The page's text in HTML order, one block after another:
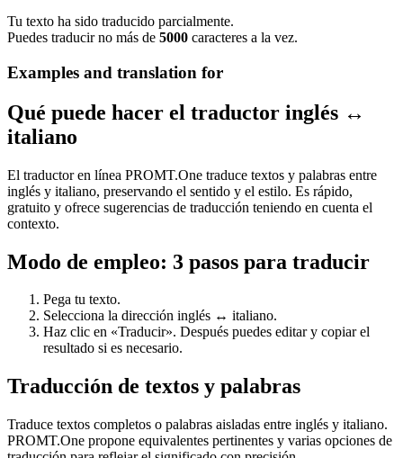
Tu texto ha sido traducido parcialmente.
Puedes traducir no más de 5000 caracteres a la vez.
Examples and translation for
Qué puede hacer el traductor inglés ↔
italiano
El traductor en línea PROMT.One traduce textos y palabras entre
inglés y italiano, preservando el sentido y el estilo. Es rápido,
gratuito y ofrece sugerencias de traducción teniendo en cuenta el
contexto.
Modo de empleo: 3 pasos para traducir
Pega tu texto.
Selecciona la dirección inglés ↔ italiano.
Haz clic en «Traducir». Después puedes editar y copiar el
resultado si es necesario.
Traducción de textos y palabras
Traduce textos completos o palabras aisladas entre inglés y italiano.
PROMT.One propone equivalentes pertinentes y varias opciones de